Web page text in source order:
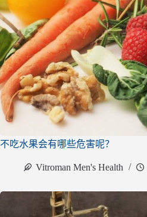
不吃水果会有哪些危害呢？
Vitroman Men's Health